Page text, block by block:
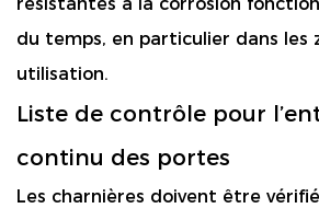
du temps, en particulier dans les
utilisation.
Liste de contrôle pour
continu des portes
Les charnières doivent être